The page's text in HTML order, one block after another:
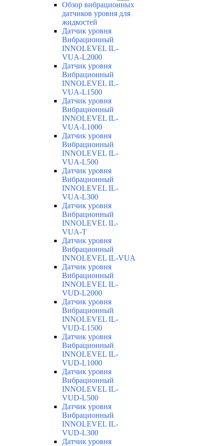
Обзор вибрационных
датчиков уровня для
жидкостей
Датчик уровня
Вибрационный
INNOLEVEL IL-
VUA-L2000
Датчик уровня
Вибрационный
INNOLEVEL IL-
VUA-L1500
Датчик уровня
Вибрационный
INNOLEVEL IL-
VUA-L1000
Датчик уровня
Вибрационный
INNOLEVEL IL-
VUA-L500
Датчик уровня
Вибрационный
INNOLEVEL IL-
VUA-L300
Датчик уровня
Вибрационный
INNOLEVEL IL-
VUA-T
Датчик уровня
Вибрационный
INNOLEVEL IL-VUA
Датчик уровня
Вибрационный
INNOLEVEL IL-
VUD-L2000
Датчик уровня
Вибрационный
INNOLEVEL IL-
VUD-L1500
Датчик уровня
Вибрационный
INNOLEVEL IL-
VUD-L1000
Датчик уровня
Вибрационный
INNOLEVEL IL-
VUD-L500
Датчик уровня
Вибрационный
INNOLEVEL IL-
VUD-L300
Датчик уровня